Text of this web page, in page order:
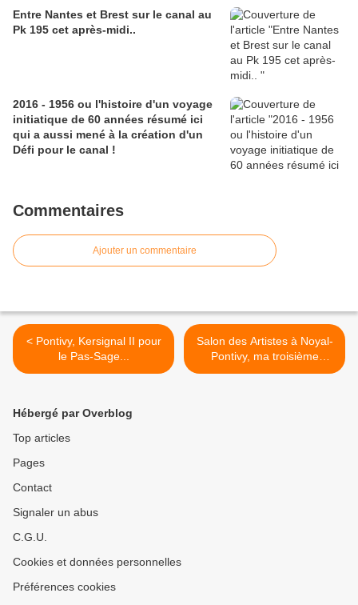
Entre Nantes et Brest sur le canal au
Pk 195 cet après-midi..
2016 - 1956 ou l'histoire d'un voyage
initiatique de 60 années résumé ici
qui a aussi mené à la création d'un
Défi pour le canal !
Commentaires
Ajouter un commentaire
< Pontivy, Kersignal II pour
le Pas-Sage...
Salon des Artistes à Noyal-
Pontivy, ma troisième
participation ! >
Hébergé par Overblog
Top articles
Pages
Contact
Signaler un abus
C.G.U.
Cookies et données personnelles
Préférences cookies